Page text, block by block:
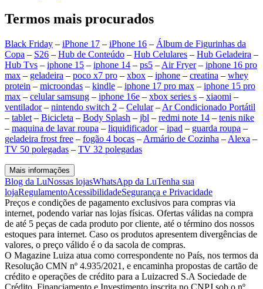
Termos mais procurados
Black Friday – iPhone 17 – iPhone 16 – Álbum de Figurinhas da
Copa – S26 – Hub de Conteúdo – Hub Celulares – Hub Geladeira –
Hub Tvs – iphone 15 – iphone 14 – ps5 – Air Fryer– iphone 16 pro
max – geladeira – poco x7 pro – xbox – iphone – creatina – whey
protein – microondas – kindle – iphone 17 pro max – iphone 15 pro
max – celular samsung – iphone 16e – xbox series s – xiaomi –
ventilador– nintendo switch 2 – Celular– Ar Condicionado Portátil
– tablet – Bicicleta – Body Splash – jbl – redmi note 14 – tenis nike
– maquina de lavar roupa – liquidificador– ipad – guarda roupa –
geladeira frost free – fogão 4 bocas – Armário de Cozinha – Alexa –
TV 50 polegadas – TV 32 polegadas
Mais informações
Blog da LuNossas lojasWhatsApp da LuTenha sua
lojaRegulamentoAcessibilidadeSegurança e Privacidade
Preços e condições de pagamento exclusivos para compras via
internet, podendo variar nas lojas físicas. Ofertas válidas na compra
de até 5 peças de cada produto por cliente, até o término dos nossos
estoques para internet. Caso os produtos apresentem divergências de
valores, o preço válido é o da sacola de compras.
O Magazine Luiza atua como correspondente no País, nos termos da
Resolução CMN nº 4.935/2021, e encaminha propostas de cartão de
crédito e operações de crédito para a Luizacred S.A Sociedade de